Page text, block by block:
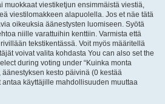
muokkaat viestiketjun ensimmäistä viestiä,
viestilomakkeen alapuolella. Jos et näe tätä
oikeuksia äänestysten luomiseen. Syötä
niille varattuihin kenttiin. Varmista että
tekstikentässä. Voit myös määritellä
voivat valita kohdasta You can also set the
during voting under “Kuinka monta
kesto päivinä (0 kestää
antaa käyttäjille mahdollisuuden muuttaa